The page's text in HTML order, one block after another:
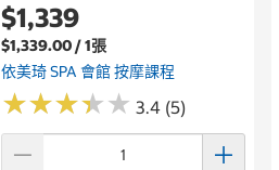
$1,339
$1,339.00 / 1張
依美琦 SPA 會館 按摩課程
★★★★★
★★★★★ 3.4 (5)